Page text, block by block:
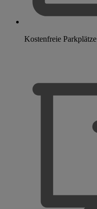
Kostenfreie Parkplätze